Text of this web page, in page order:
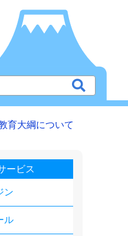
育大綱について
ービス
ン
ル